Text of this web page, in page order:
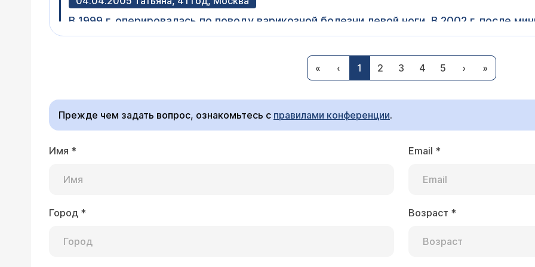
В 1999 г. оперировалась по поводу варикозной болезни левой ноги. В 2002 г. после
длительного восстановления наблюдалась по поводу "синдрома склеивающихся
Цикл в последнее время - 26-28 дней. Ранее (2-3 года назад был 30-35 дней).
сделать обследование в следующем месяце и какое дополнительное
Окончательный диагноз "полип эндометрия" выставляется при
определяется при УЗИ. Если этот диагноз выставили впервые, то
цикла. Что же касается ТЭЛА, то это не следствие наркоза, а возможное
Общеизвестно, что сколько людей, столько мнений. Видимо, это касается и
сделать какой-то выбор. А, может быть, его и не надо делать, но в такой
молодости (так объяснили врачи) все вырезать не стали, а произвели
вырезанного места сразу стали мучить постоянные кровотечения. Как мне опять же
сейчас не стоит, то следует наблюдаться у гинеколога (специалиста лучше
быть разным в разных обстоятельствах, в том числе и гормональная
« ‹ 1 2 3 4 5 › »
Прежде чем задать вопрос, ознакомьтесь с правилами конференции.
Имя * Email *
Город * Возраст *